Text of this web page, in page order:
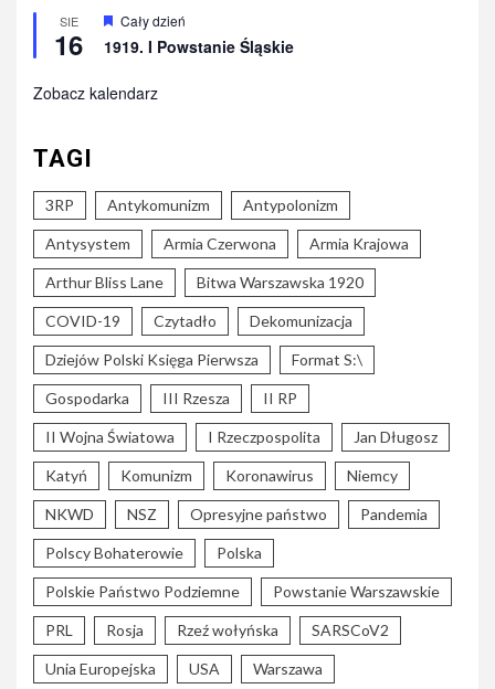
SIE
16
Wyróżnione
Cały dzień
1919. I Powstanie Śląskie
Zobacz kalendarz
TAGI
3RP Antykomunizm Antypolonizm
Antysystem Armia Czerwona Armia Krajowa
Arthur Bliss Lane Bitwa Warszawska 1920
COVID-19 Czytadło Dekomunizacja
Dziejów Polski Księga Pierwsza Format S:\
Gospodarka III Rzesza II RP
II Wojna Światowa I Rzeczpospolita Jan Długosz
Katyń Komunizm Koronawirus Niemcy
NKWD NSZ Opresyjne państwo Pandemia
Polscy Bohaterowie Polska
Polskie Państwo Podziemne Powstanie Warszawskie
PRL Rosja Rzeź wołyńska SARSCoV2
Unia Europejska USA Warszawa